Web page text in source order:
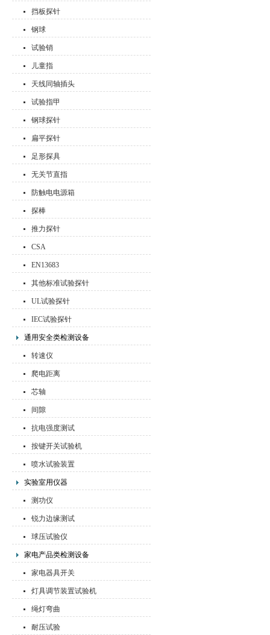
挡板探针
钢球
试验销
儿童指
天线同轴插头
试验指甲
钢球探针
扁平探针
足形探具
无关节直指
防触电电源箱
探棒
推力探针
CSA
EN13683
其他标准试验探针
UL试验探针
IEC试验探针
通用安全类检测设备
转速仪
爬电距离
芯轴
间隙
抗电强度测试
按键开关试验机
喷水试验装置
实验室用仪器
测功仪
锐力边缘测试
球压试验仪
家电产品类检测设备
家电器具开关
灯具调节装置试验机
绳灯弯曲
耐压试验